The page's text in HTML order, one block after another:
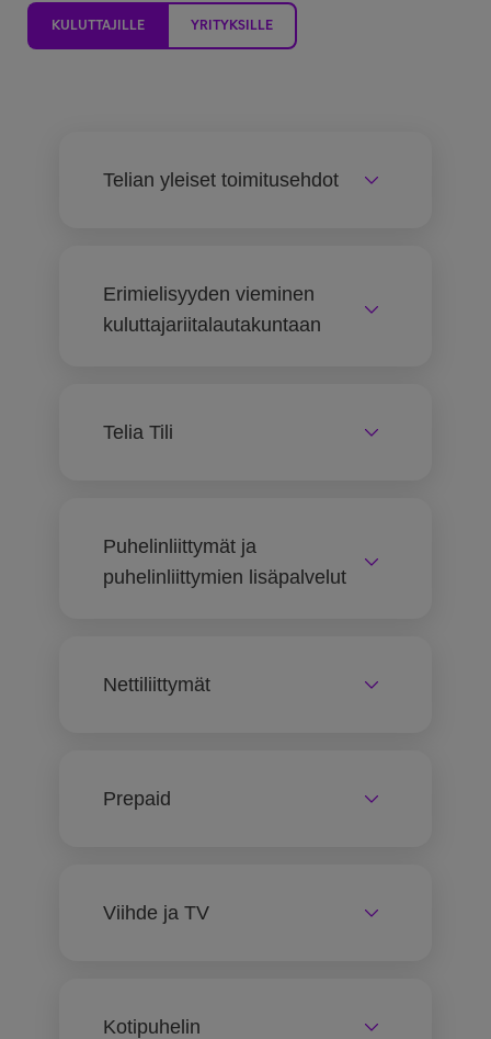
Asiakastuki
SV
KULUTTAJILLE YRITYKSILLE
Telian yleiset toimitusehdot
Erimielisyyden vieminen
kuluttajariitalautakuntaan
Telia Tili
Puhelinliittymät ja
puhelinliittymien lisäpalvelut
Nettiliittymät
Prepaid
Viihde ja TV
Kotipuhelin